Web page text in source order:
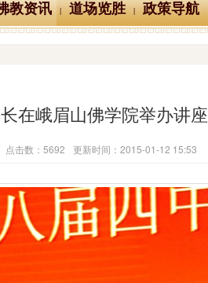
教资讯 | 道场览胜 | 政策导航
在峨眉山佛学院举办讲座
点击数：5692 更新时间：2015-01-12 15:53